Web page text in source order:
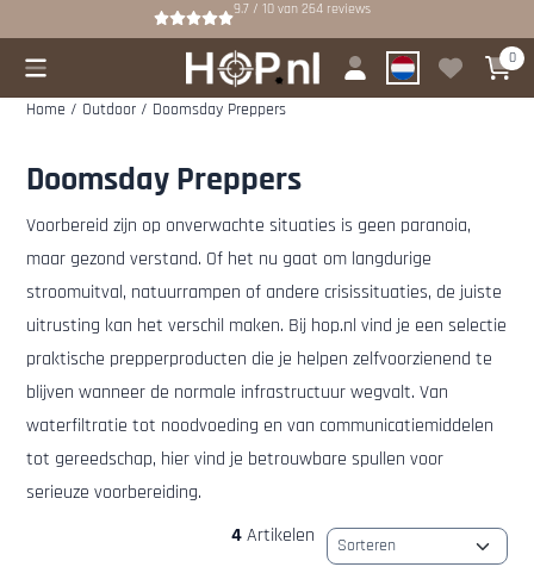
Cookievoorkeuren zijn beschikbaar. Kies instellingen of sta alle
9.7 / 10 van264 reviews
0
Home / Outdoor / Doomsday Preppers
Doomsday Preppers
Voorbereid zijn op onverwachte situaties is geen paranoia,
maar gezond verstand. Of het nu gaat om langdurige
stroomuitval, natuurrampen of andere crisissituaties, de juiste
uitrusting kan het verschil maken. Bij hop.nl vind je een selectie
praktische prepperproducten die je helpen zelfvoorzienend te
blijven wanneer de normale infrastructuur wegvalt. Van
waterfiltratie tot noodvoeding en van communicatiemiddelen
tot gereedschap, hier vind je betrouwbare spullen voor
serieuze voorbereiding.
4Artikelen Sorteermethode